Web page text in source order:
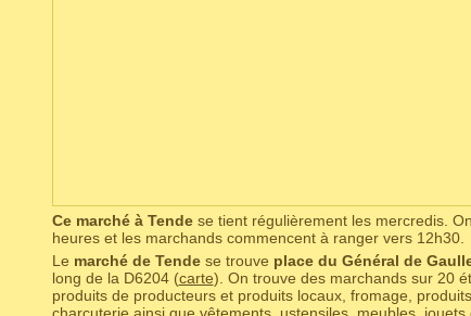
Ce marché à Tendese tient régulièrement les mercredis.
heures et les marchands commencent à ranger vers 12h30.
Le marché de Tendese trouve place du Général de
long de la D6204 (carte). On trouve des marchands sur 20
produits de producteurs et produits locaux, fromage,